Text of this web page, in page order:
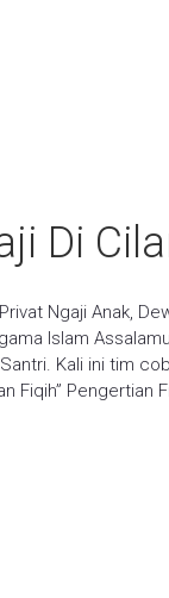
Di
Ngaji Anak,
Islam
Kali ini tim
Fiqih” Pengertian